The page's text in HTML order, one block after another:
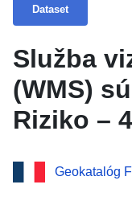
Dataset
Služba
(WMS)
Riziko –
PPRMT
Cher,Geokatalóg